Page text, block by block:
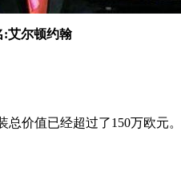
:艾尔顿约翰
价值已经超过了150万欧